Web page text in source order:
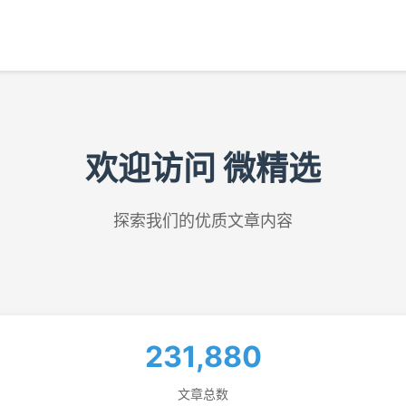
欢迎访问 微精选
探索我们的优质文章内容
231,880
文章总数